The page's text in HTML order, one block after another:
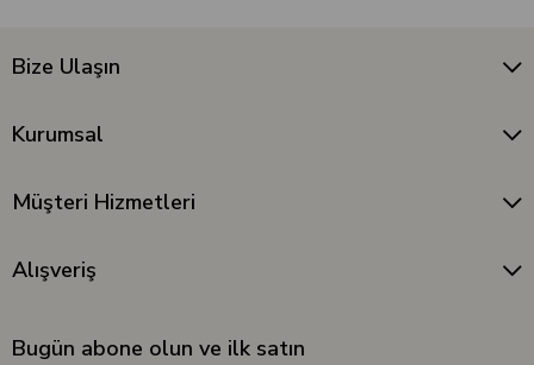
Bize Ulaşın
Kurumsal
Müşteri Hizmetleri
Alışveriş
Bugün abone olun ve ilk satın